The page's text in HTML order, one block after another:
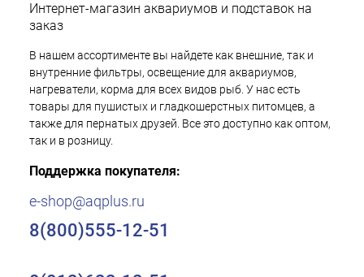
Интернет-магазин аквариумов и подставок на
заказ
В нашем ассортименте вы найдете как внешние, так и
внутренние фильтры, освещение для аквариумов,
нагреватели, корма для всех видов рыб. У нас есть
товары для пушистых и гладкошерстных питомцев, а
также для пернатых друзей. Все это доступно как оптом,
так и в розницу.
Поддержка покупателя:
e-shop@aqplus.ru
8(800)555-12-51